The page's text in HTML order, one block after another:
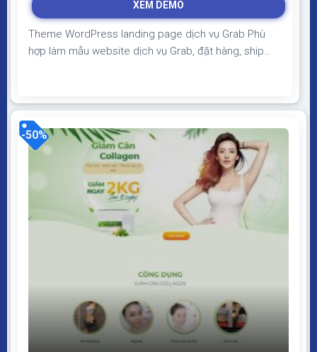
là:
XEM DEMO
Theme WordPress landing page dịch vụ Grab Phù
hợp làm mẫu website dịch vụ Grab, đặt hàng, ship
sale khi chạy quảng cáo Theme WordPress landing
page dịch vụ Grab Giao diện...
-50%